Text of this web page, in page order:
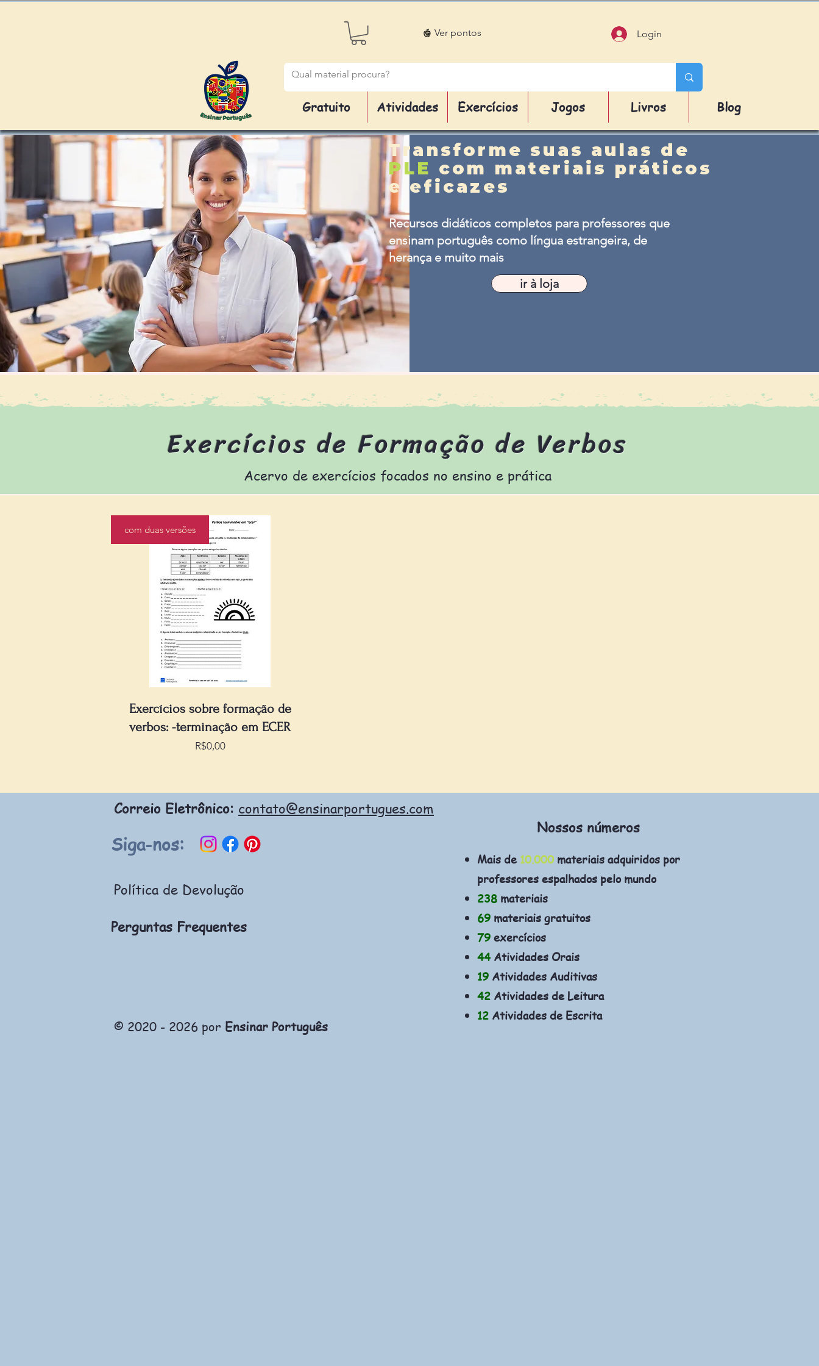
Ver pontos Login
Gratuito Atividades Exercícios Jogos Livros Blog
Transforme suas aulas de
PLE com materiais práticos
e eficazes
Recursos didáticos completos para professores que
ensinam português como língua estrangeira, de
herança e muito mais
ir à loja
Exercícios de Formação de Verbos
Acervo de exercícios focados no ensino e prática
com duas versões
Exercícios sobre formação de
verbos: -terminação em ECER
R$0,00Preço
Correio Eletrônico: contato@ensinarportugues.com
Siga-nos:
Política de Devolução
Perguntas Frequentes
© 2020 - 2026 por Ensinar Português
Nossos números
Mais de 10.000 materiais adquiridos por
professores espalhados pelo mundo
238 materiais
69 materiais gratuitos
79 exercícios
44Atividades Orais
19 Atividades Auditivas
42 Atividades de Leitura
12 Atividades de Escrita